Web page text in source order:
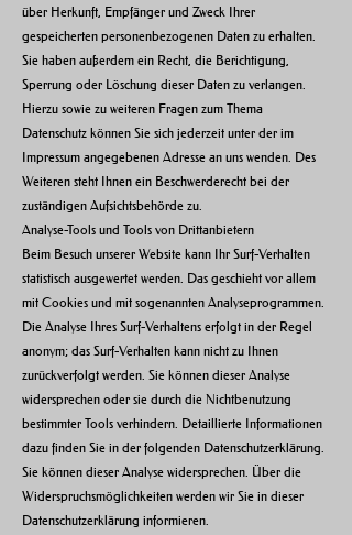
über Herkunft, Empfänger und Zweck Ihrer
gespeicherten personenbezogenen Daten zu erhalten.
Sie haben außerdem ein Recht, die Berichtigung,
Sperrung oder Löschung dieser Daten zu verlangen.
Hierzu sowie zu weiteren Fragen zum Thema
Datenschutz können Sie sich jederzeit unter der im
Impressum angegebenen Adresse an uns wenden. Des
Weiteren steht Ihnen ein Beschwerderecht bei der
zuständigen Aufsichtsbehörde zu.
Analyse-Tools und Tools von Drittanbietern
Beim Besuch unserer Website kann Ihr Surf-Verhalten
statistisch ausgewertet werden. Das geschieht vor allem
mit Cookies und mit sogenannten Analyseprogrammen.
Die Analyse Ihres Surf-Verhaltens erfolgt in der Regel
anonym; das Surf-Verhalten kann nicht zu Ihnen
zurückverfolgt werden. Sie können dieser Analyse
widersprechen oder sie durch die Nichtbenutzung
bestimmter Tools verhindern. Detaillierte Informationen
dazu finden Sie in der folgenden Datenschutzerklärung.
Sie können dieser Analyse widersprechen. Über die
Widerspruchsmöglichkeiten werden wir Sie in dieser
Datenschutzerklärung informieren.